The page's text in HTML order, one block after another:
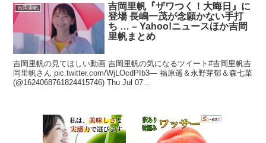
吉岡里帆
吉岡里帆『ザワつく！大晦日』に
登場 長嶋一茂が念願かない手打
ち … – Yahoo!ニュースほか吉岡
里帆まとめ
吉岡里帆の見てほしい動画 吉岡里帆の気になるツイート#吉岡里帆吉
岡里帆さん pic.twitter.com/WjLOcdPIb3— 福原遥＆永野芽郁＆森七菜
(@1624068761824415746) Thu Jul 07...